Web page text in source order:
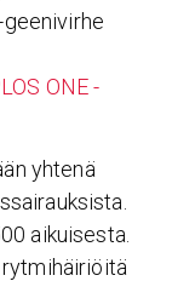
ONE -
yhtenä
aikuisesta.